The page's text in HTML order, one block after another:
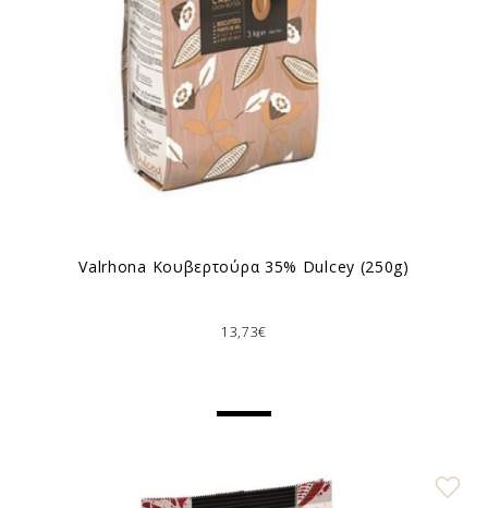
Valrhona Κουβερτούρα 35% Dulcey (250g)
13,73€